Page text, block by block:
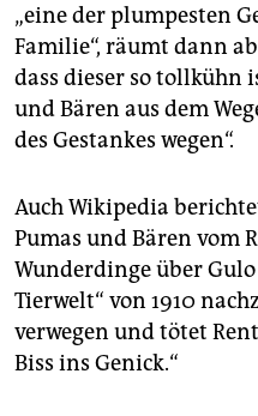
„eine der plumpesten
Familie“, räumt dann
dass dieser so tollkühn
und Bären aus dem
des Gestankes wegen“.
Auch Wikipedia
Pumas und Bären vom
Wunderdinge über
Tierwelt“ von 1910
verwegen und tötet
Biss ins Genick.“